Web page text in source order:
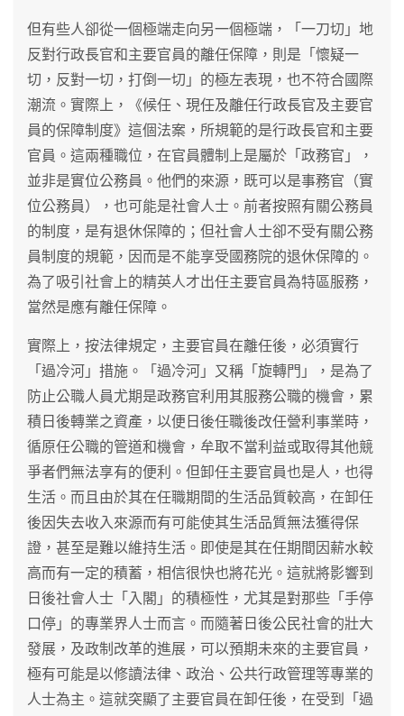
但有些人卻從一個極端走向另一個極端，「一刀切」地
反對行政長官和主要官員的離任保障，則是「懷疑一
切，反對一切，打倒一切」的極左表現，也不符合國際
潮流。實際上，《候任、現任及離任行政長官及主要官
員的保障制度》這個法案，所規範的是行政長官和主要
官員。這兩種職位，在官員體制上是屬於「政務官」，
並非是實位公務員。他們的來源，既可以是事務官（實
位公務員），也可能是社會人士。前者按照有關公務員
的制度，是有退休保障的；但社會人士卻不受有關公務
員制度的規範，因而是不能享受國務院的退休保障的。
為了吸引社會上的精英人才出任主要官員為特區服務，
當然是應有離任保障。
實際上，按法律規定，主要官員在離任後，必須實行
「過冷河」措施。「過冷河」又稱「旋轉門」，是為了
防止公職人員尤期是政務官利用其服務公職的機會，累
積日後轉業之資產，以便日後任職後改任營利事業時，
循原任公職的管道和機會，牟取不當利益或取得其他競
爭者們無法享有的便利。但卸任主要官員也是人，也得
生活。而且由於其在任職期間的生活品質較高，在卸任
後因失去收入來源而有可能使其生活品質無法獲得保
證，甚至是難以維持生活。即使是其在任期間因薪水較
高而有一定的積蓄，相信很快也將花光。這就將影響到
日後社會人士「入閣」的積極性，尤其是對那些「手停
口停」的專業界人士而言。而隨著日後公民社會的壯大
發展，及政制改革的進展，可以預期未來的主要官員，
極有可能是以修讀法律、政治、公共行政管理等專業的
人士為主。這就突顯了主要官員在卸任後，在受到「過